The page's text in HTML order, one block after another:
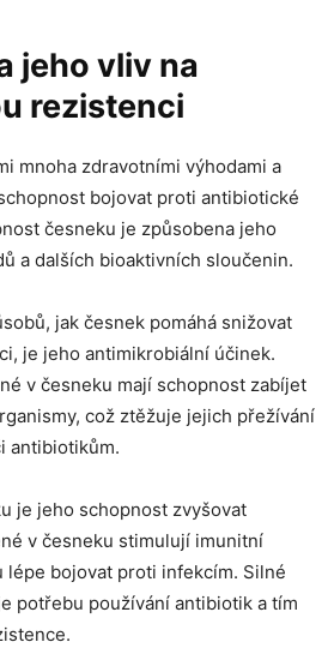
jeho ‌vliv na
rezistenci
mnoha ​zdravotními výhodami a
bojovat proti antibiotické
česneku je způsobena jeho
a dalších bioaktivních‍ sloučenin.
‌jak ⁣česnek pomáhá‍ snižovat
je jeho antimikrobiální účinek.
v česneku mají‍ schopnost zabíjet⁢
což ztěžuje jejich přežívání
⁣antibiotikům.
je jeho ​schopnost zvyšovat
v česneku stimulují imunitní
lépe bojovat proti infekcím. Silné
potřebu používání ⁣antibiotik a tím